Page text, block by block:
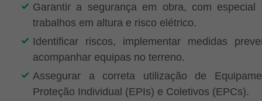
Garantir a segurança em obra, com especial
trabalhos em altura e risco elétrico.
Identificar riscos, implementar medidas
acompanhar equipas no terreno.
Assegurar a correta utilização de
Proteção Individual (EPIs) e Coletivos (EPCs).